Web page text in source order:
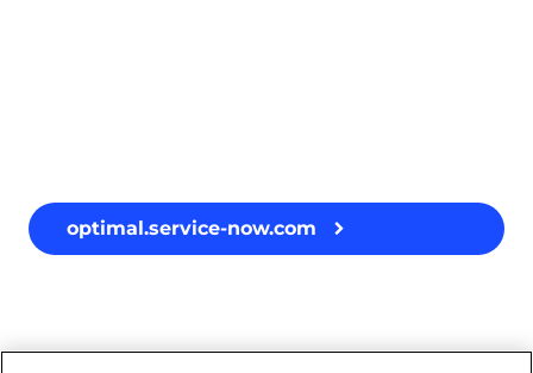
optimal.service-now.com